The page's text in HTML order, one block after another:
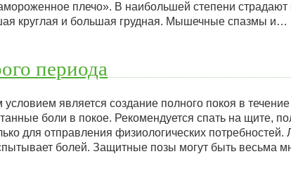
плечо». В наибольшей степени
круглая и большая грудная. Мышечные спазмы и…
периода
является создание полного покоя в течение
боли в покое. Рекомендуется спать на щите,
для отправления физиологических
болей. Защитные позы могут быть весьма